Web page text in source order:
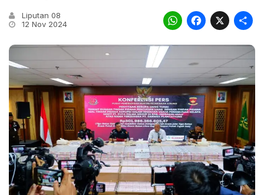
Liputan 08
12 Nov 2024
X